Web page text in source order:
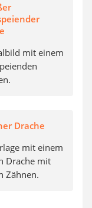
mit einem
Drache
mit einem
Drache mit
Zähnen.